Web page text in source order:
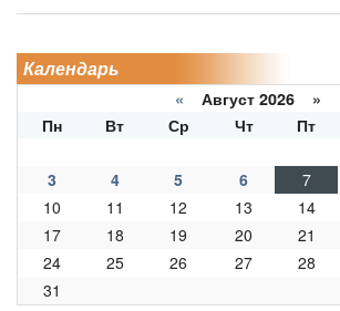
Календарь
« Август 2026 »
Пн
Вт Ср Чт Пт
3
4 5 6 7
10
11 12 13 14
17
18 19 20 21
24
25 26 27 28
31